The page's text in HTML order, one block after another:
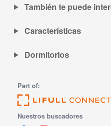
También te puede
Características
Dormitorios
Part of:
Nuestros buscadores